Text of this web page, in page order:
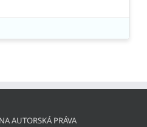
AUTORSKÁ PRÁVA